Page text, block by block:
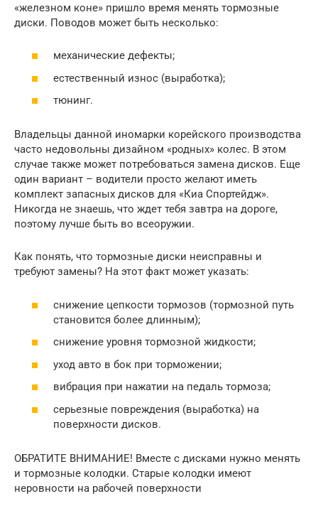
«железном коне» пришло время менять тормозные
диски. Поводов может быть несколько:
механические дефекты;
естественный износ (выработка);
тюнинг.
Владельцы данной иномарки корейского производства
часто недовольны дизайном «родных» колес. В этом
случае также может потребоваться замена дисков. Еще
один вариант – водители просто желают иметь
комплект запасных дисков для «Киа Спортейдж».
Никогда не знаешь, что ждет тебя завтра на дороге,
поэтому лучше быть во всеоружии.
Как понять, что тормозные диски неисправны и
требуют замены? На этот факт может указать:
снижение цепкости тормозов (тормозной путь
становится более длинным);
снижение уровня тормозной жидкости;
уход авто в бок при торможении;
вибрация при нажатии на педаль тормоза;
серьезные повреждения (выработка) на
поверхности дисков.
ОБРАТИТЕ ВНИМАНИЕ! Вместе с дисками нужно менять
и тормозные колодки. Старые колодки имеют
неровности на рабочей поверхности